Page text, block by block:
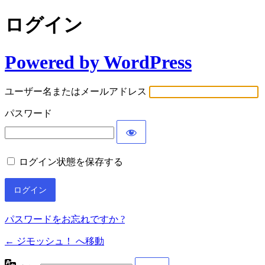
ログイン
Powered by WordPress
ユーザー名またはメールアドレス
パスワード
ログイン状態を保存する
パスワードをお忘れですか ?
← ジモッシュ！ へ移動